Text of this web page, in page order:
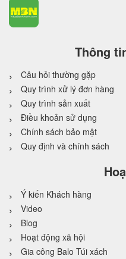
Thông
Câu hỏi thường gặp
Quy trình xử lý đơn hàng
Quy trình sản xuất
Điều khoản sử dụng
Chính sách bảo mật
Quy định và chính sách
Ý kiến Khách hàng
Video
Blog
Hoạt động xã hội
Gia công Balo Túi xách